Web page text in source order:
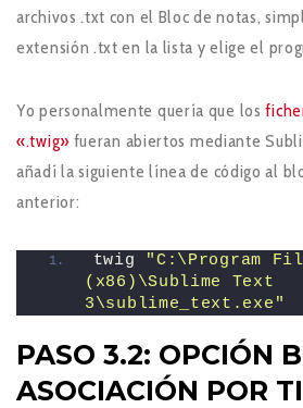
archivos .txt con el Bloc de notas,
extensión .txt en la lista y elige el
Yo personalmente quería que los
«.twig»fueran abiertos mediante
añadí la siguiente línea de código al
anterior:
twig
"C:\Program
(x86)\Sublime Text
3\sublime_text.exe"
PASO 3.2: OPCIÓN
ASOCIACIÓN POR